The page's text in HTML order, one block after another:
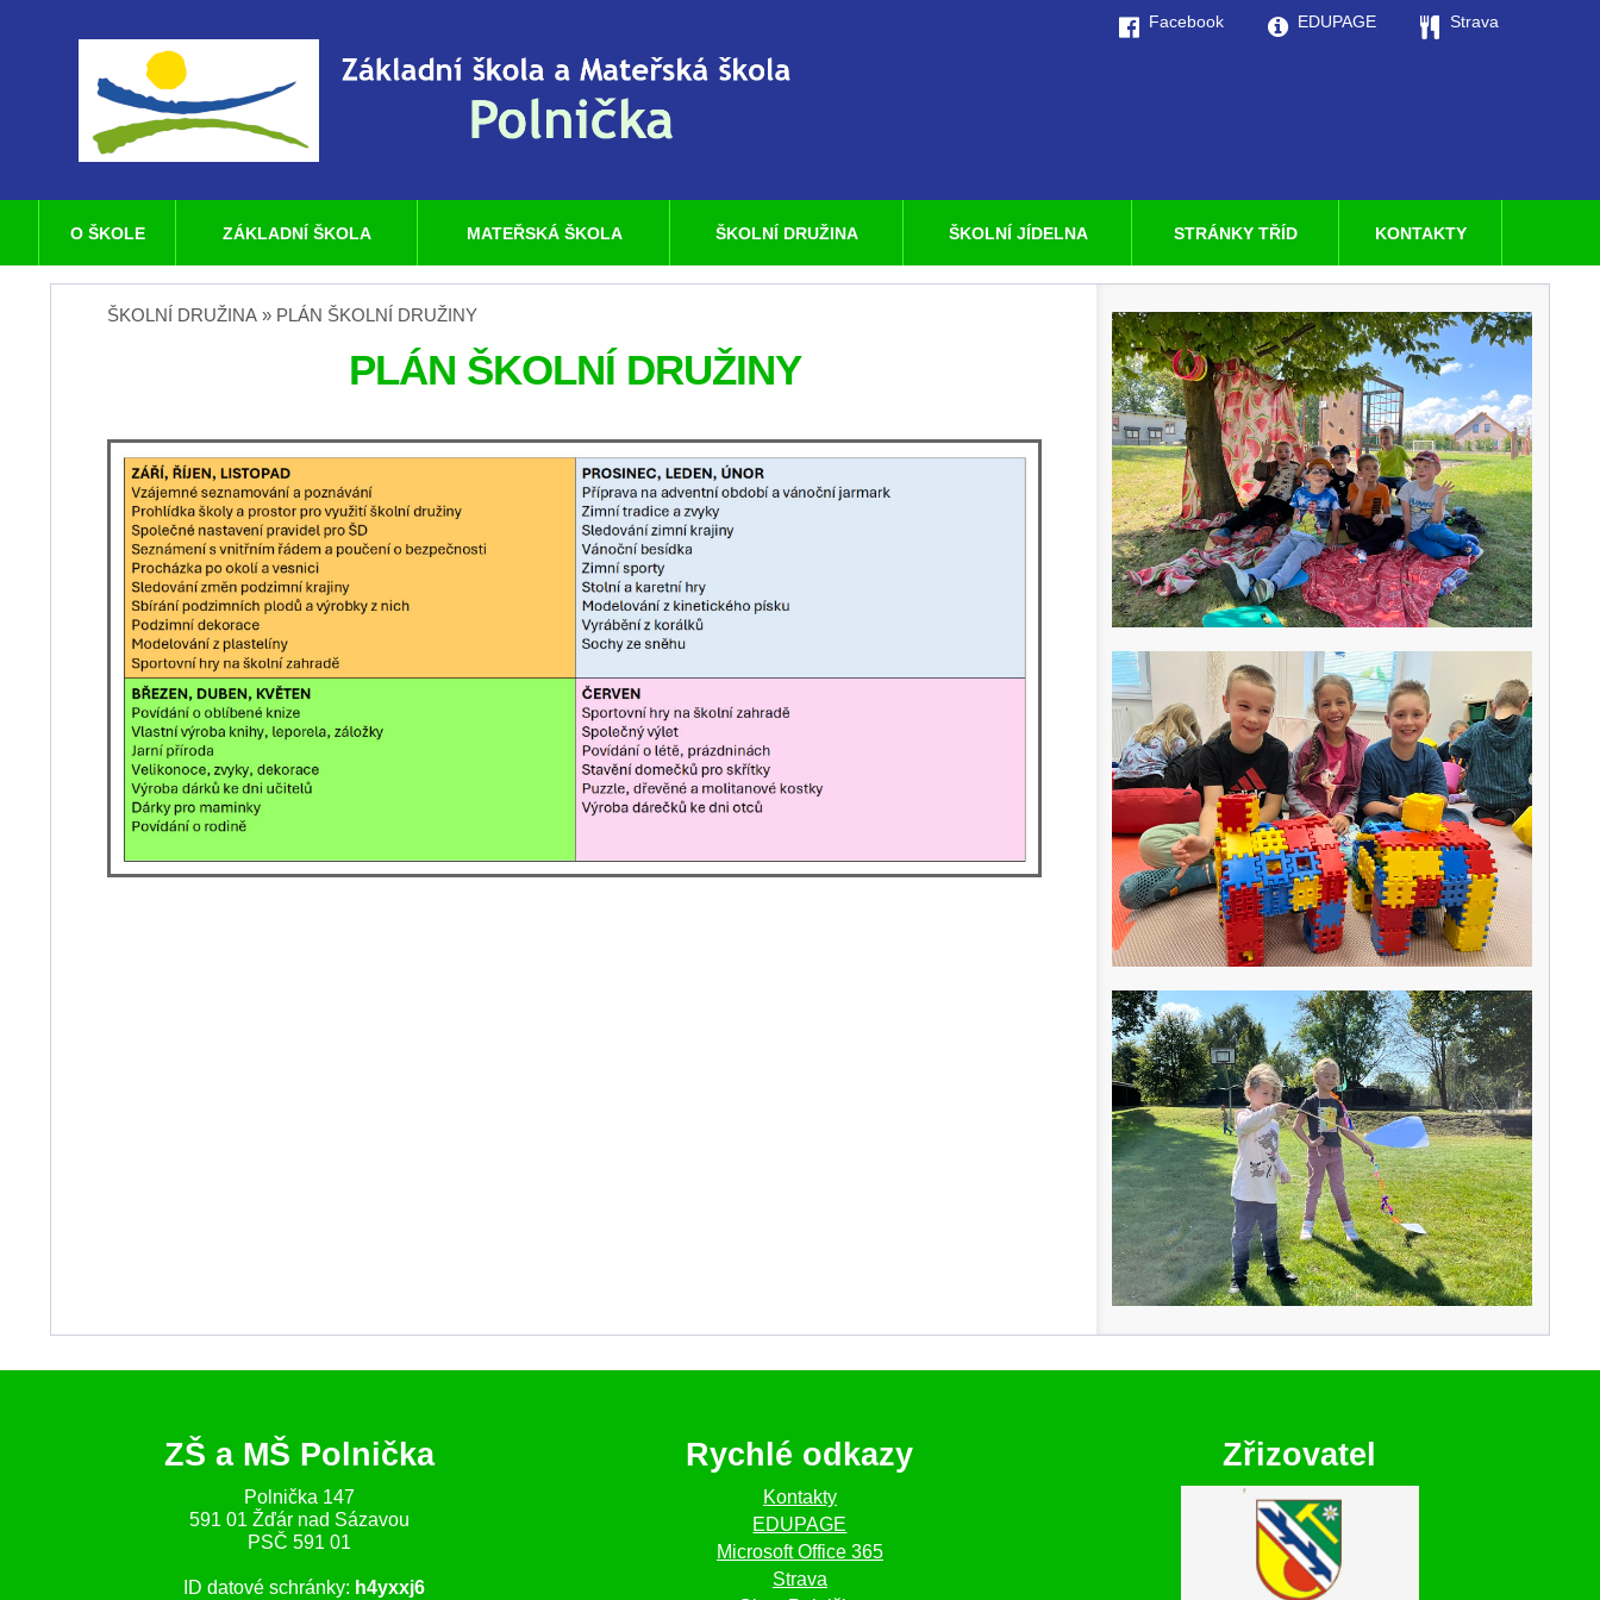
ŠKOLNÍ DRUŽINA » PLÁN ŠKOLNÍ DRUŽINY
PLÁN ŠKOLNÍ DRUŽINY
ZŠ a MŠ Polnička
Polnička 147
591 01 Žďár nad Sázavou
PSČ 591 01
ID datové schránky: h4yxxj6
Rychlé odkazy
Kontakty
EDUPAGE
Microsoft Office 365
Strava
Zřizovatel
Facebook EDUPAGE Strava
O ŠKOLE ZÁKLADNÍ ŠKOLA MATEŘSKÁ ŠKOLA ŠKOLNÍ DRUŽINA ŠKOLNÍ JÍDELNA STRÁNKY TŘÍD KONTAKTY